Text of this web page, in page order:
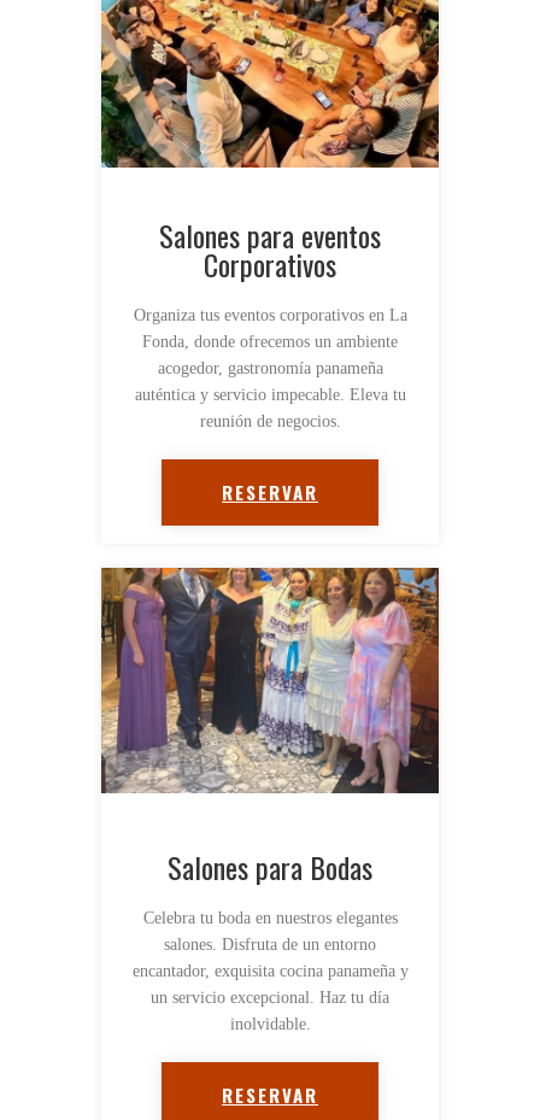
Salones para eventos
Corporativos
Organiza tus eventos corporativos en La
Fonda, donde ofrecemos un ambiente
acogedor, gastronomía panameña
auténtica y servicio impecable. Eleva tu
reunión de negocios.
RESERVAR
Salones para Bodas
Celebra tu boda en nuestros elegantes
salones. Disfruta de un entorno
encantador, exquisita cocina panameña y
un servicio excepcional. Haz tu día
inolvidable.
RESERVAR